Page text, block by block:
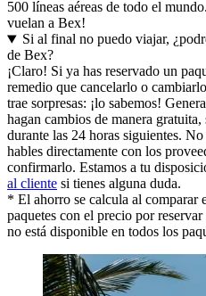
500 líneas aéreas de todo el
vuelan a Bex!
Si al final no puedo viajar,
de Bex?
¡Claro! Si ya has reservado un
remedio que cancelarlo o
trae sorpresas: ¡lo sabemos!
hagan cambios de manera
durante las 24 horas siguientes.
hables directamente con los
confirmarlo. Estamos a tu
al cliente si tienes alguna duda.
* El ahorro se calcula al comparar
paquetes con el precio por
no está disponible en todos los